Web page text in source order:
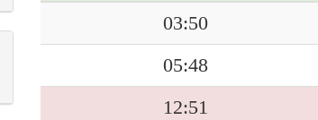
03:50
05:48
12:51